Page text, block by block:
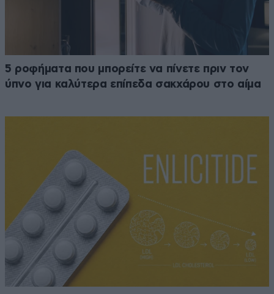
5 ροφήματα που μπορείτε να πίνετε πριν τον
ύπνο για καλύτερα επίπεδα σακχάρου στο αίμα